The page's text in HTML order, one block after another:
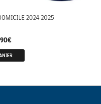
2024 2025
€